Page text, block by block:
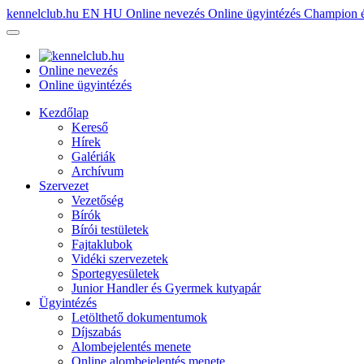
kennelclub.hu EN HU Online nevezés Online ügyintézés Champion
Online nevezés
Online ügyintézés
Kezdőlap
Kereső
Hírek
Galériák
Archívum
Szervezet
Vezetőség
Bírók
Bírói testületek
Fajtaklubok
Vidéki szervezetek
Sportegyesületek
Junior Handler és Gyermek kutyapár
Ügyintézés
Letölthető dokumentumok
Díjszabás
Alombejelentés menete
Online alombejelentés menete